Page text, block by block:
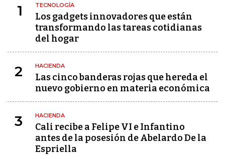
1 TECNOLOGÍA
Los gadgets innovadores que están
transformando las tareas cotidianas
del hogar
2 HACIENDA
Las cinco banderas rojas que hereda el
nuevo gobierno en materia económica
3 HACIENDA
Cali recibe a Felipe VI e Infantino
antes de la posesión de Abelardo De la
Espriella